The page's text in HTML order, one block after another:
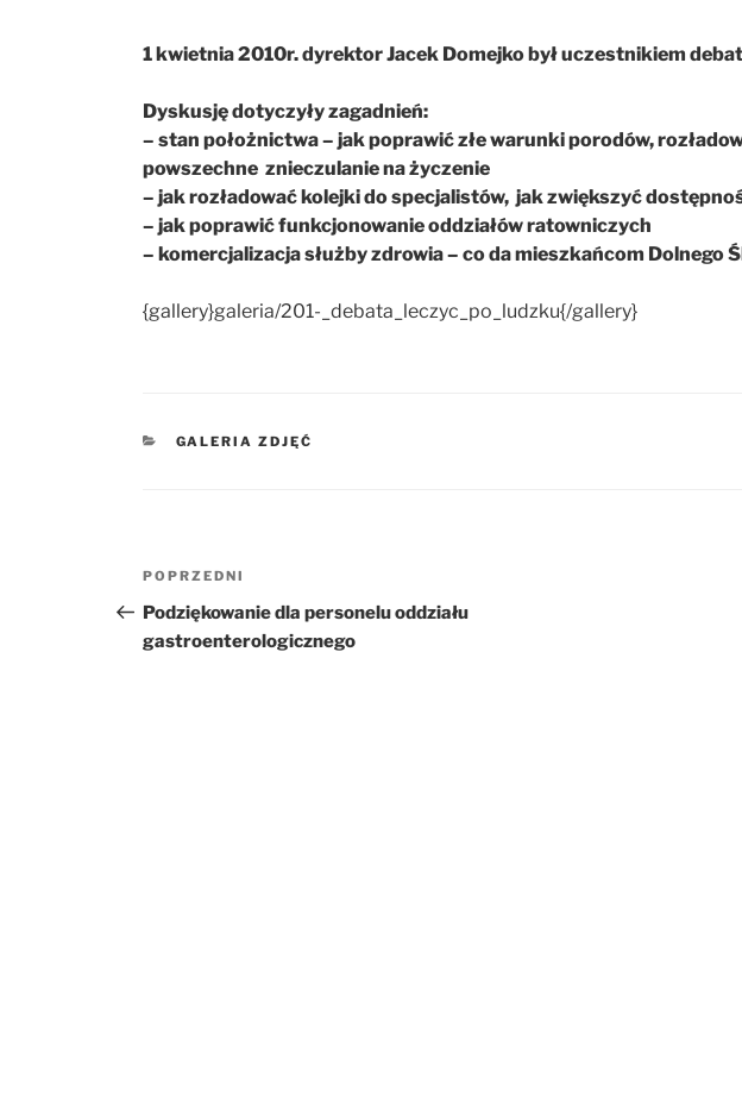
1 kwietnia 2010r. dyrektor Jacek Domejko był uczestnikiem
Dyskusję dotyczyły zagadnień:
– stan położnictwa – jak poprawić złe warunki porodów,
powszechne znieczulanie na życzenie
– jak rozładować kolejki do specjalistów, jak zwiększyć
– jak poprawić funkcjonowanie oddziałów ratowniczych
– komercjalizacja służby zdrowia – co da mieszkańcom Dolnego
{gallery}galeria/201-_debata_leczyc_po_ludzku{/gallery}
KATEGORIE
GALERIA ZDJĘĆ
wpisu
Poprzedni
wpis
POPRZEDNI
Podziękowanie dla personelu oddziału
gastroenterologicznego